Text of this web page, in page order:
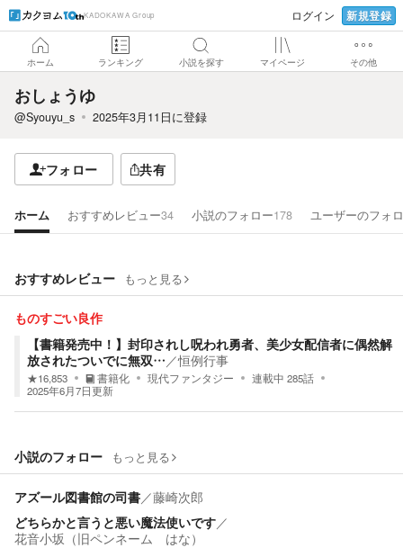
KADOKAWA Group ログイン 新規登録
ホーム ランキング 小説を探す マイページ その他
おしょうゆ
@Syouyu_s 2025年3月11日に登録
フォロー 共有
ホーム おすすめレビュー34 小説のフォロー178 ユーザーのフォ
おすすめレビュー もっと見る
ものすごい良作
【書籍発売中！】封印されし呪われ勇者、美少女配信者に偶然解
放されたついでに無双…／恒例行事
★16,853 書籍化 現代ファンタジー 連載中 285話
2025年6月7日更新
小説のフォロー もっと見る
アズール図書館の司書／藤崎次郎
どちらかと言うと悪い魔法使いです／
花音小坂（旧ペンネーム はな）